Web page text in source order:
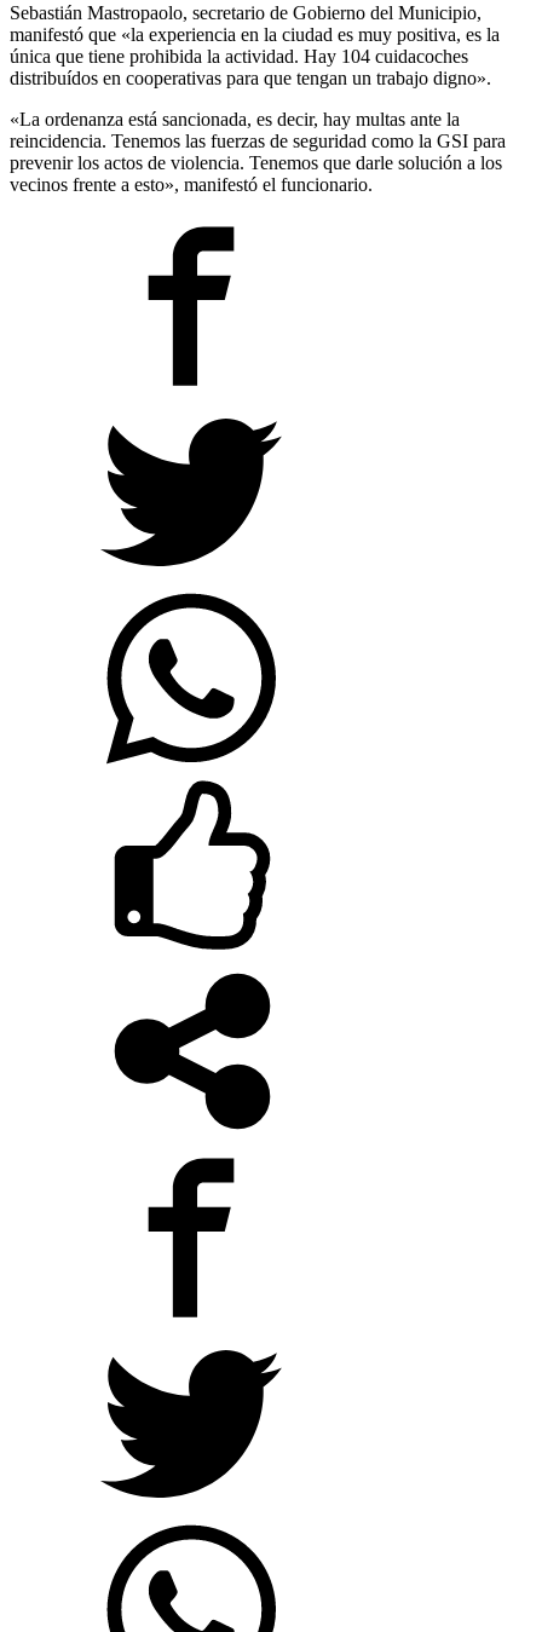
Sebastián Mastropaolo, secretario de Gobierno del Municipio,
manifestó que «la experiencia en la ciudad es muy positiva, es la
única que tiene prohibida la actividad. Hay 104 cuidacoches
distribuídos en cooperativas para que tengan un trabajo digno».
«La ordenanza está sancionada, es decir, hay multas ante la
reincidencia. Tenemos las fuerzas de seguridad como la GSI para
prevenir los actos de violencia. Tenemos que darle solución a los
vecinos frente a esto», manifestó el funcionario.